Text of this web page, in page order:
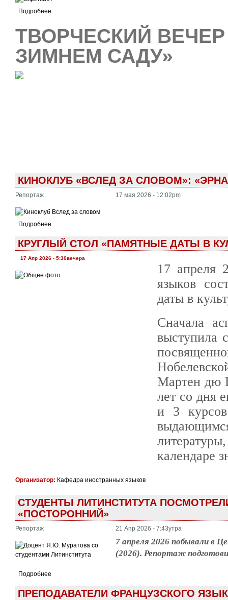
Подробнее
ТВОРЧЕСКИЙ
ЗИМНЕМ САДУ»
КИНОКЛУБ «ВСЛЕД ЗА СЛОВОМ»:
Репортаж 17 мая 2026 - 12:02pm
Подробнее
КРУГЛЫЙ СТОЛ «ПАМЯТНЫЕ ДАТЫ В
17 Апр 2026 - 5:30вечера
17 апреля
языков
даты в
Сначала
выступила
Мартен дю
лет со дня
и 3
календаре
Организатор: Кафедра иностранных языков
СТУДЕНТЫ ЛИТИНСТИТУТА
«ПОСТОРОННИЙ»
Репортаж 21 Апр 2026 - 7:43утра
7 апреля 2026 побывали в
(2026). Репортаж
Подробнее
ПРЕПОДАВАТЕЛИ ФРАНЦУЗСКОГО